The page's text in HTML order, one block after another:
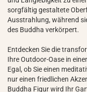
sorgfältig gestaltete
Ausstrahlung, während
des Buddha verkörpert.
Entdecken Sie die
Ihre Outdoor-Oase in
Egal, ob Sie einen
nur einen friedlichen
Buddha Figur wird Ihr